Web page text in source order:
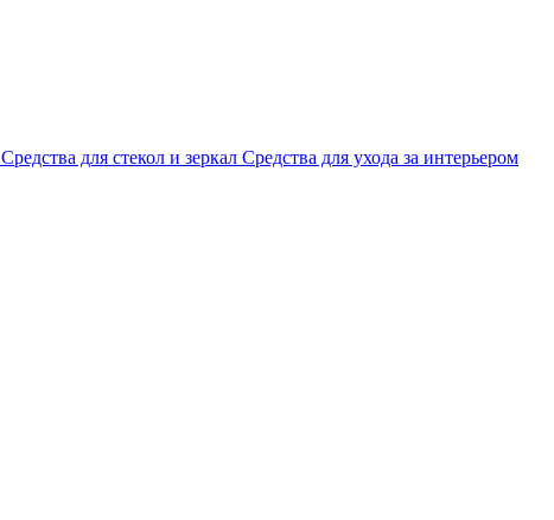
Средства для стекол и зеркал Средства для ухода за интерьером